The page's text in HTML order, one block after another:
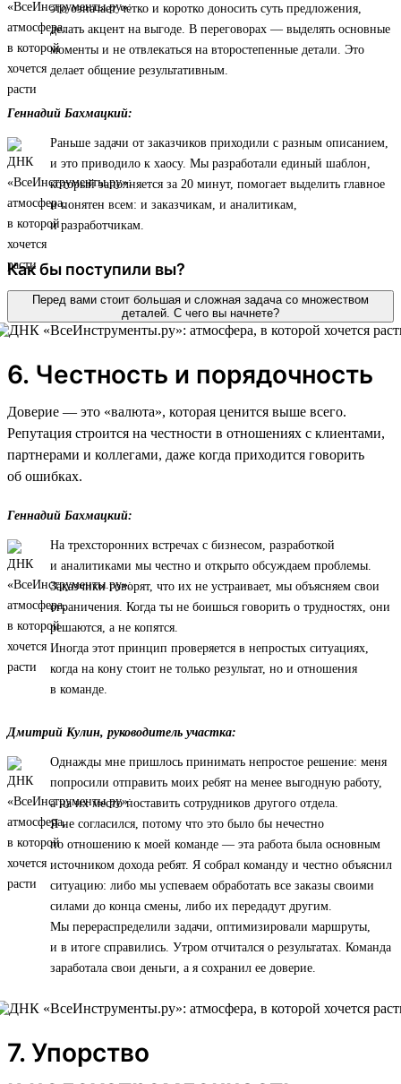
это означает четко и коротко доносить суть предложения,
делать акцент на выгоде. В переговорах — выделять основные
моменты и не отвлекаться на второстепенные детали. Это
делает общение результативным.
Геннадий Бахмацкий:
Раньше задачи от заказчиков приходили с разным описанием,
и это приводило к хаосу. Мы разработали единый шаблон,
который заполняется за 20 минут, помогает выделить главное
и понятен всем: и заказчикам, и аналитикам,
и разработчикам.
Как бы поступили вы?
Перед вами стоит большая и сложная задача со множеством
деталей. С чего вы начнете?
6. Честность и порядочность
Доверие — это «валюта», которая ценится выше всего.
Репутация строится на честности в отношениях с клиентами,
партнерами и коллегами, даже когда приходится говорить
об ошибках.
Геннадий Бахмацкий:
На трехсторонних встречах с бизнесом, разработкой
и аналитиками мы честно и открыто обсуждаем проблемы.
Заказчики говорят, что их не устраивает, мы объясняем свои
ограничения. Когда ты не боишься говорить о трудностях, они
решаются, а не копятся.
Иногда этот принцип проверяется в непростых ситуациях,
когда на кону стоит не только результат, но и отношения
в команде.
Дмитрий Кулин, руководитель участка:
Однажды мне пришлось принимать непростое решение: меня
попросили отправить моих ребят на менее выгодную работу,
а на их место поставить сотрудников другого отдела.
Я не согласился, потому что это было бы нечестно
по отношению к моей команде — эта работа была основным
источником дохода ребят. Я собрал команду и честно объяснил
ситуацию: либо мы успеваем обработать все заказы своими
силами до конца смены, либо их передадут другим.
Мы перераспределили задачи, оптимизировали маршруты,
и в итоге справились. Утром отчитался о результатах. Команда
заработала свои деньги, а я сохранил ее доверие.
7. Упорство